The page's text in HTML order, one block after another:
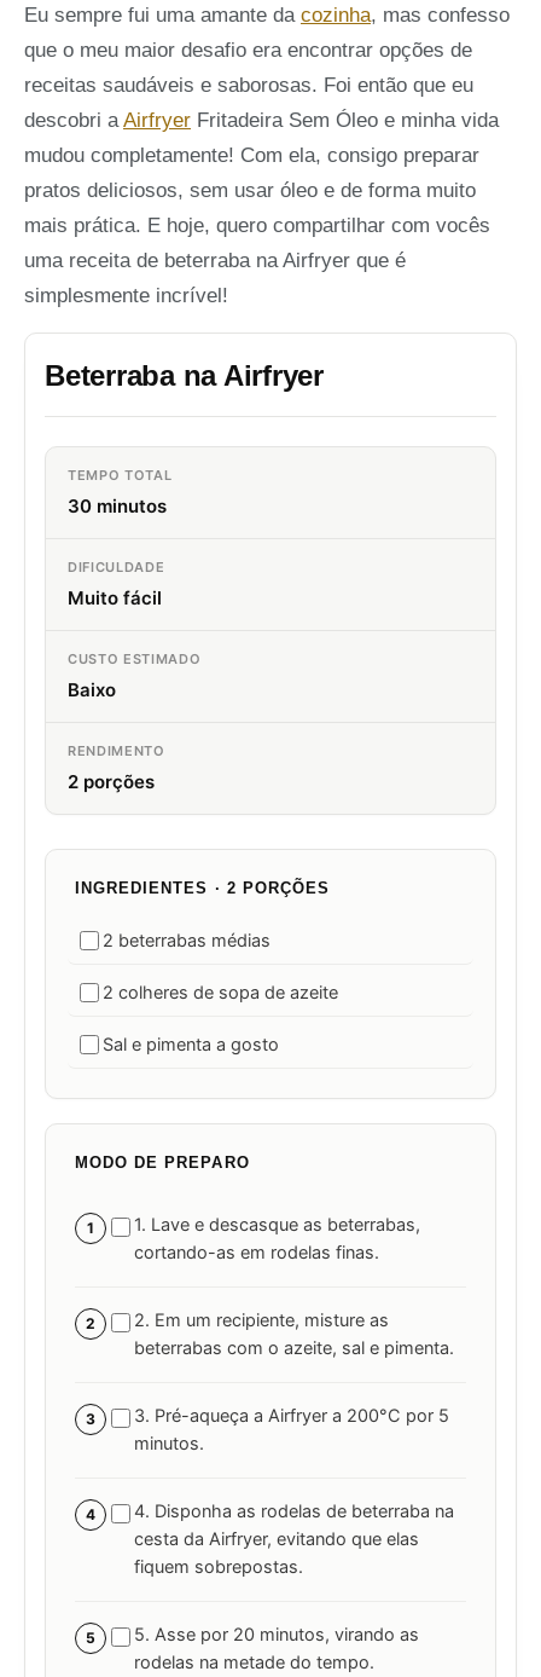
Eu sempre fui uma amante da cozinha, mas confesso
que o meu maior desafio era encontrar opções de
receitas saudáveis e saborosas. Foi então que eu
descobri aAirfryer Fritadeira Sem Óleo e minha vida
mudou completamente! Com ela, consigo preparar
pratos deliciosos, sem usar óleo e de forma muito
mais prática. E hoje, quero compartilhar com vocês
uma receita de beterraba na Airfryer que é
simplesmente incrível!
Beterraba na Airfryer
TEMPO TOTAL
30 minutos
DIFICULDADE
Muito fácil
CUSTO ESTIMADO
Baixo
RENDIMENTO
2 porções
INGREDIENTES · 2 PORÇÕES
2 beterrabas médias
2 colheres de sopa de azeite
Sal e pimenta a gosto
MODO DE PREPARO
1
1. Lave e descasque as beterrabas,
cortando-as em rodelas finas.
2
2. Em um recipiente, misture as
beterrabas com o azeite, sal e pimenta.
3
3. Pré-aqueça a Airfryer a 200°C por 5
minutos.
4
4. Disponha as rodelas de beterraba na
cesta da Airfryer, evitando que elas
fiquem sobrepostas.
5
5. Asse por 20 minutos, virando as
rodelas na metade do tempo.